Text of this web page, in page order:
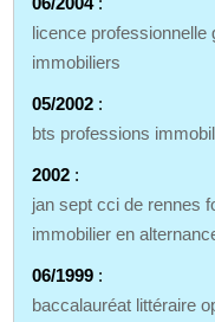
licence professionnelle
immobiliers
05/2002 :
bts professions
2002 :
jan sept cci de rennes
immobilier en
06/1999 :
baccalauréat littéraire